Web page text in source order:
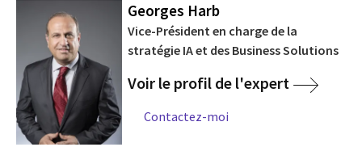
Georges Harb
Vice-Président en charge de la
stratégie IA et des Business Solutions
Voir le profil de l'expert
Contactez-moi